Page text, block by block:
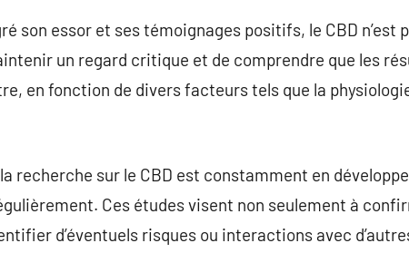
son essor et ses témoignages positifs, le CBD n’est
un regard critique et de comprendre que les
en fonction de divers facteurs tels que la
recherche sur le CBD est constamment en
Ces études visent non seulement à
d’éventuels risques ou interactions avec